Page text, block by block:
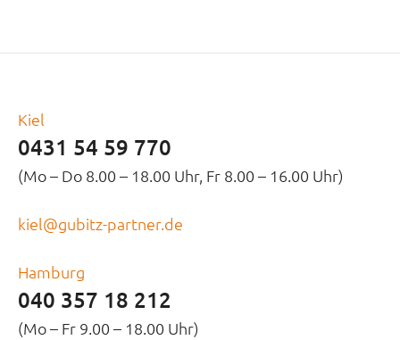
Kiel
0431 54 59 770
(Mo – Do 8.00 – 18.00 Uhr, Fr 8.00 – 16.00 Uhr)
kiel@gubitz-partner.de
Hamburg
040 357 18 212
(Mo – Fr 9.00 – 18.00 Uhr)